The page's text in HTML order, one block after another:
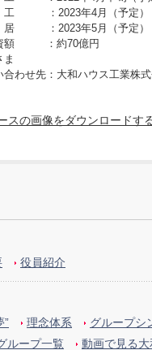
2023年4月（予定）
2023年5月（予定）
：約70億円
わせ先：大和ハウス工業株
スの画像をダウンロードす
役員紹介
”
理念体系
グループシ
ループ一覧
動画で見る